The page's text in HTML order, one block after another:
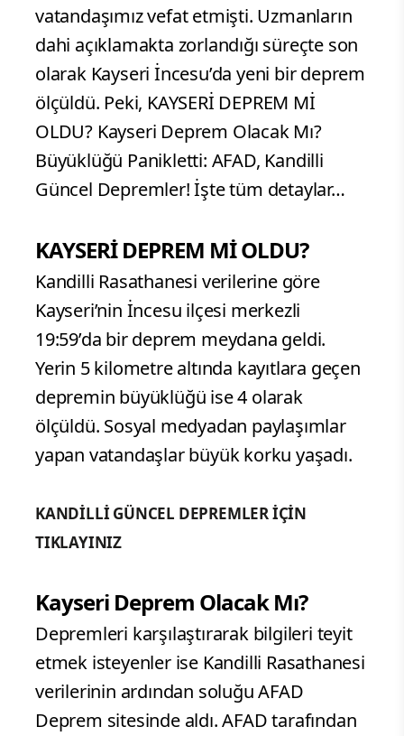
vatandaşımız vefat etmişti. Uzmanların
dahi açıklamakta zorlandığı süreçte son
olarak Kayseri İncesu’da yeni bir deprem
ölçüldü. Peki, KAYSERİ DEPREM Mİ
OLDU? Kayseri Deprem Olacak Mı?
Büyüklüğü Panikletti: AFAD, Kandilli
Güncel Depremler! İşte tüm detaylar…
KAYSERİ DEPREM Mİ OLDU?
Kandilli Rasathanesi verilerine göre
Kayseri’nin İncesu ilçesi merkezli
19:59’da bir deprem meydana geldi.
Yerin 5 kilometre altında kayıtlara geçen
depremin büyüklüğü ise 4 olarak
ölçüldü. Sosyal medyadan paylaşımlar
yapan vatandaşlar büyük korku yaşadı.
KANDİLLİ GÜNCEL DEPREMLER İÇİN
TIKLAYINIZ
Kayseri Deprem Olacak Mı?
Depremleri karşılaştırarak bilgileri teyit
etmek isteyenler ise Kandilli Rasathanesi
verilerinin ardından soluğu AFAD
Deprem sitesinde aldı. AFAD tarafından